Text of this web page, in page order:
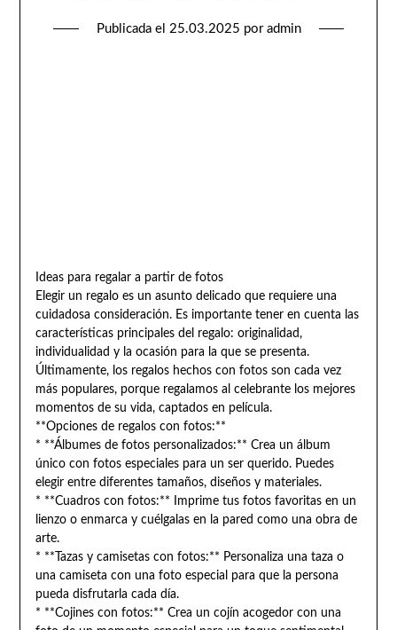
Publicada el 25.03.2025 por admin
Ideas para regalar a partir de fotos
Elegir un regalo es un asunto delicado que requiere una
cuidadosa consideración. Es importante tener en cuenta las
características principales del regalo: originalidad,
individualidad y la ocasión para la que se presenta.
Últimamente, los regalos hechos con fotos son cada vez
más populares, porque regalamos al celebrante los mejores
momentos de su vida, captados en película.
**Opciones de regalos con fotos:**
* **Álbumes de fotos personalizados:** Crea un álbum
único con fotos especiales para un ser querido. Puedes
elegir entre diferentes tamaños, diseños y materiales.
* **Cuadros con fotos:** Imprime tus fotos favoritas en un
lienzo o enmarca y cuélgalas en la pared como una obra de
arte.
* **Tazas y camisetas con fotos:** Personaliza una taza o
una camiseta con una foto especial para que la persona
pueda disfrutarla cada día.
* **Cojines con fotos:** Crea un cojín acogedor con una